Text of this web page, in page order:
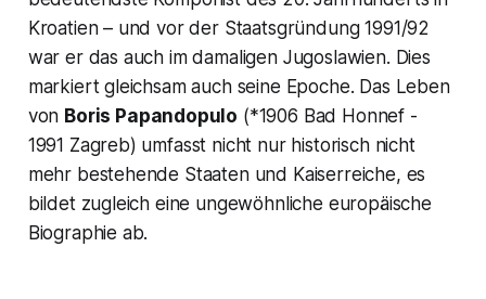
Kroatien – und vor der Staatsgründung 1991/92
war er das auch im damaligen Jugoslawien. Dies
markiert gleichsam auch seine Epoche. Das Leben
von Boris Papandopulo (*1906 Bad Honnef -
1991 Zagreb) umfasst nicht nur historisch nicht
mehr bestehende Staaten und Kaiserreiche, es
bildet zugleich eine ungewöhnliche europäische
Biographie ab.